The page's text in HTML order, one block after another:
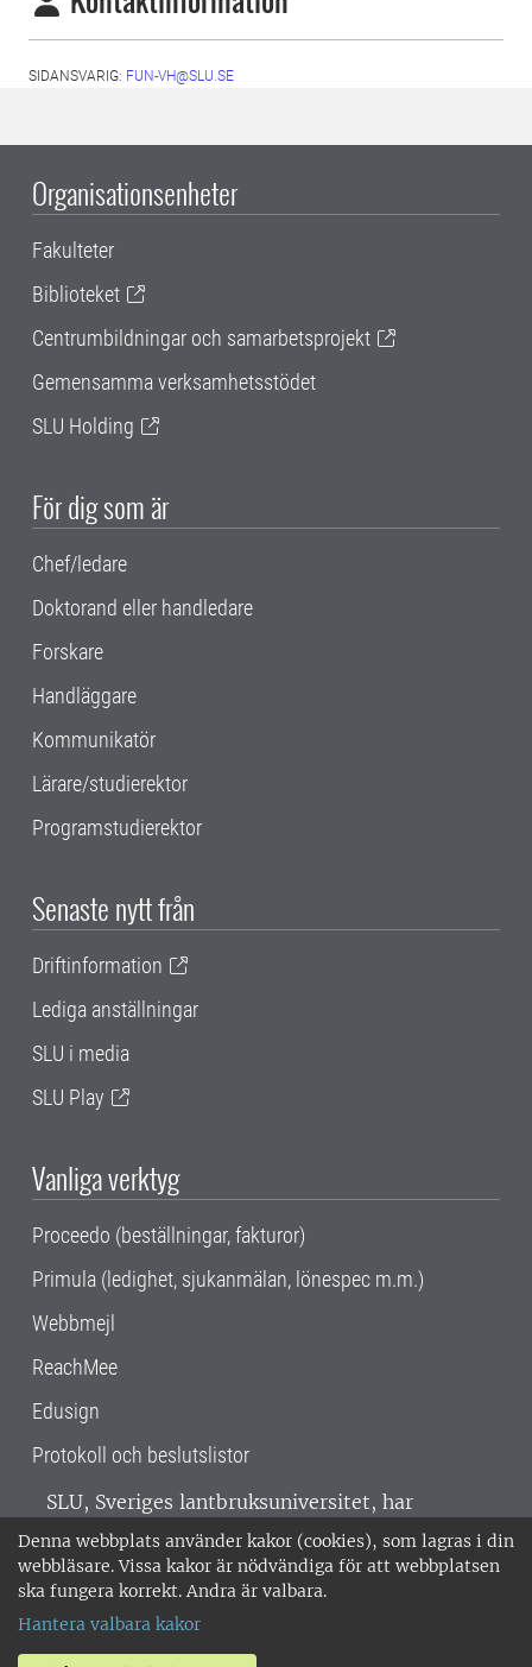
Denna webbplats använder kakor (cookies), som lagras i din
webbläsare. Vissa kakor är nödvändiga för att webbplatsen
ska fungera korrekt. Andra är valbara.
Hantera valbara kakor
SIDANSVARIG: FUN-VH@SLU.SE
Organisationsenheter
Fakulteter
Biblioteket
Centrumbildningar och samarbetsprojekt
Gemensamma verksamhetsstödet
SLU Holding
För dig som är
Chef/ledare
Doktorand eller handledare
Forskare
Handläggare
Kommunikatör
Lärare/studierektor
Programstudierektor
Senaste nytt från
Driftinformation
Lediga anställningar
SLU i media
SLU Play
Vanliga verktyg
Proceedo (beställningar, fakturor)
Primula (ledighet, sjukanmälan, lönespec m.m.)
Webbmejl
ReachMee
Edusign
Protokoll och beslutslistor
SLU, Sveriges lantbruksuniversitet, har
verksamhet över hela Sverige. Huvudorter är
Alnarp, Uppsala och Umeå.SLU är
miljöcertifierat enligt ISO 14001. •
018-67 10 00 • Org nr: 202100-2817 •